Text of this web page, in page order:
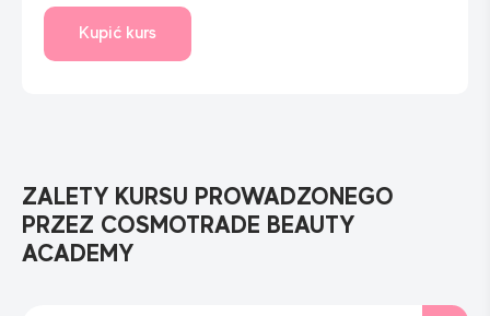
Kupić kurs
ZALETY KURSU PROWADZONEGO
PRZEZ COSMOTRADE BEAUTY
ACADEMY